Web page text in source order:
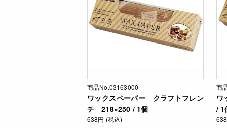
商品No.03163000
ワックスペーパー クラフトフレン
チ 218×250 / 1個
638円 (税込)
商
ワ
/ 1